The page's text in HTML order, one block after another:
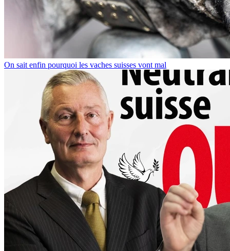
On sait enfin pourquoi les vaches suisses vont mal